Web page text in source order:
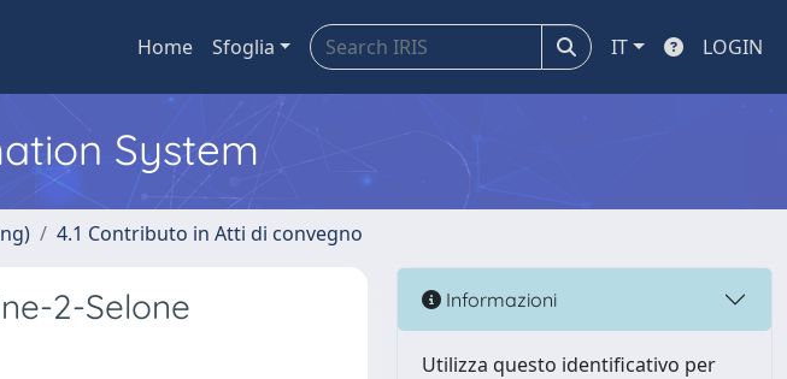
Home Sfoglia IT LOGIN
System
4.1 Contributo in Atti di convegno
2-Selone Informazioni
Utilizza questo identificativo per